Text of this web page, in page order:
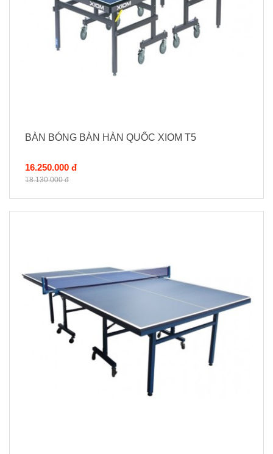
BÀN BÓNG BÀN HÀN QUỐC XIOM T5
16.250.000 đ
18.130.000 đ